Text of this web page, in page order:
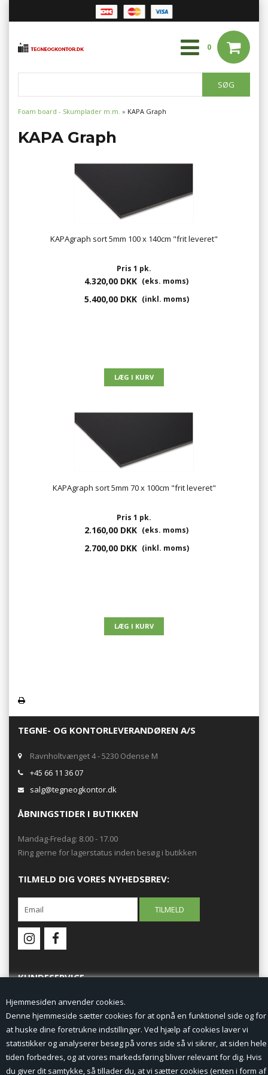
Hjemmesiden anvender cookies.
Denne hjemmeside sætter cookies for at opnå en funktionel side og for
at huske dine foretrukne indstillinger. Ved hjælp af cookies laver vi
statistikker og analyserer besøg på vores side så vi sikrer, at siden hele
tiden forbedres, og at vores markedsføring bliver relevant for dig. Hvis
du giver dit samtykke, så tillader du, at vi sætter cookies (enten i form af
0
Foam board - Skumplader m.m. » KAPA Graph
KAPA Graph
KAPAgraph sort 5mm 100 x 140cm "frit leveret"
Pris 1 pk.
4.320,00 DKK (eks. moms)
5.400,00 DKK (inkl. moms)
KAPAgraph sort 5mm 70 x 100cm "frit leveret"
Pris 1 pk.
2.160,00 DKK (eks. moms)
2.700,00 DKK (inkl. moms)
TEGNE- OG KONTORLEVERANDØREN A/S
Ravnholtvænget 4 - 5230 Odense M
+45 66 11 36 07
salg@tegneogkontor.dk
ÅBNINGSTIDER I BUTIKKEN
Mandag-Fredag: 8.00 - 17.00
Ring gerne for lagerstatus inden besøg i butikken
TILMELD DIG VORES NYHEDSBREV:
KUNDESERVICE
Min Konto
Nyheder